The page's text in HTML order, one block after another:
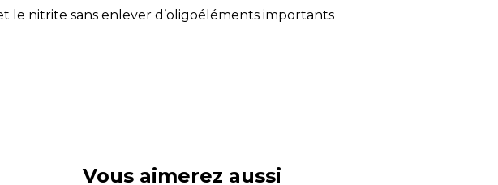
le nitrite sans enlever d’oligoéléments importants
Vous aimerez aussi